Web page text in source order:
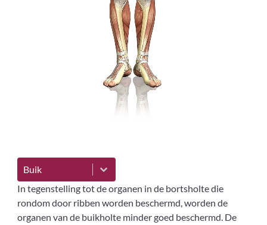
Letseloverzicht
Select content
In tegenstelling tot de organen in de bortsholte die
rondom door ribben worden beschermd, worden de
organen van de buikholte minder goed beschermd. De